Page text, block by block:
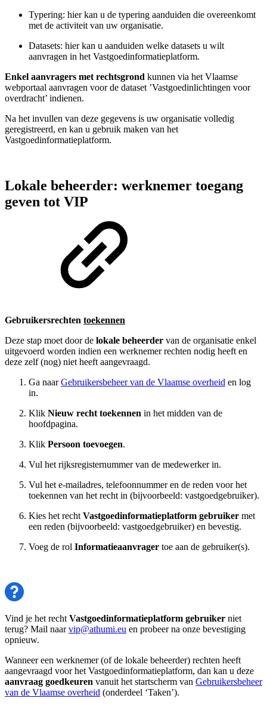
Typering: hier kan u de typering aanduiden die overeenkomt
met de activiteit van uw organisatie.
Datasets: hier kan u aanduiden welke datasets u wilt
aanvragen in het Vastgoedinformatieplatform.
Enkel aanvragers met rechtsgrond kunnen via het Vlaamse
webportaal aanvragen voor de dataset ’Vastgoedinlichtingen voor
overdracht’ indienen.
Na het invullen van deze gegevens is uw organisatie volledig
geregistreerd, en kan u gebruik maken van het
Vastgoedinformatieplatform.
Lokale beheerder: werknemer toegang
geven tot VIP
Gebruikersrechten toekennen
Deze stap moet door de lokale beheerder van de organisatie enkel
uitgevoerd worden indien een werknemer rechten nodig heeft en
deze zelf (nog) niet heeft aangevraagd.
Ga naarGebruikersbeheer van de Vlaamse overheid en log
in.
Klik Nieuw recht toekennen in het midden van de
hoofdpagina.
Klik Persoon toevoegen.
Vul het rijksregisternummer van de medewerker in.
Vul het e-mailadres, telefoonnummer en de reden voor het
toekennen van het recht in (bijvoorbeeld: vastgoedgebruiker).
Kies het recht Vastgoedinformatieplatform gebruiker met
een reden (bijvoorbeeld: vastgoedgebruiker) en bevestig.
Voeg de rol Informatieaanvrager toe aan de gebruiker(s).
Vind je het recht Vastgoedinformatieplatform gebruiker niet
terug? Mail naarvip@athumi.eu en probeer na onze bevestiging
opnieuw.
Wanneer een werknemer (of de lokale beheerder) rechten heeft
aangevraagd voor het Vastgoedinformatieplatform, dan kan u deze
aanvraag goedkeuren vanuit het startscherm van Gebruikersbeheer
van de Vlaamse overheid (onderdeel ‘Taken’).